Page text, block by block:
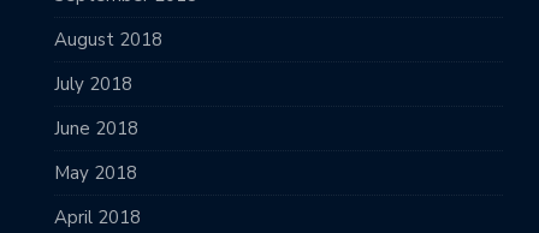
August 2018
July 2018
June 2018
May 2018
April 2018